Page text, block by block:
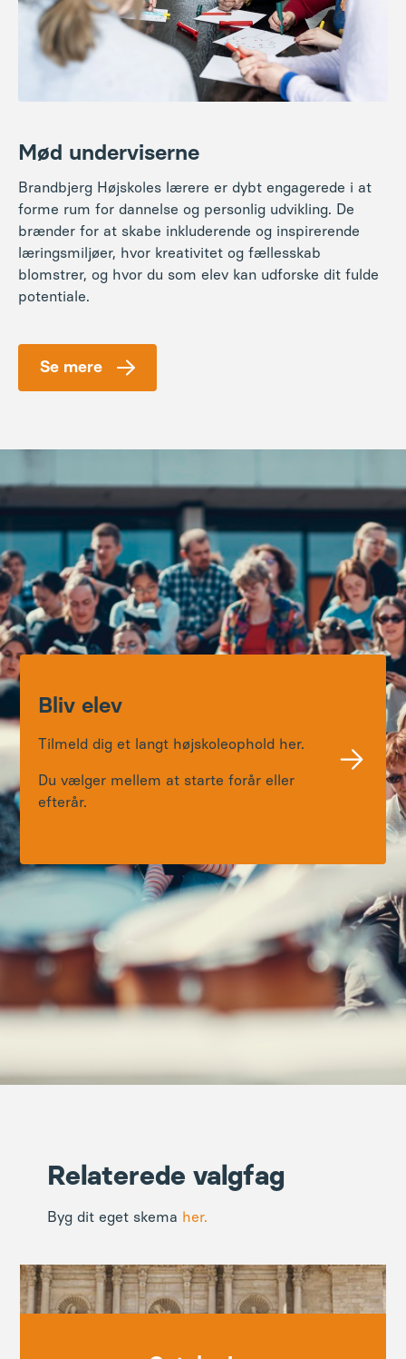
Mød underviserne
Brandbjerg Højskoles lærere er dybt engagerede i at
forme rum for dannelse og personlig udvikling. De
brænder for at skabe inkluderende og inspirerende
læringsmiljøer, hvor kreativitet og fællesskab
blomstrer, og hvor du som elev kan udforske dit fulde
potentiale.
Se mere
Bliv elev
Tilmeld dig et langt højskoleophold her.
Du vælger mellem at starte forår eller
efterår.
Relaterede valgfag
Byg dit eget skema her.